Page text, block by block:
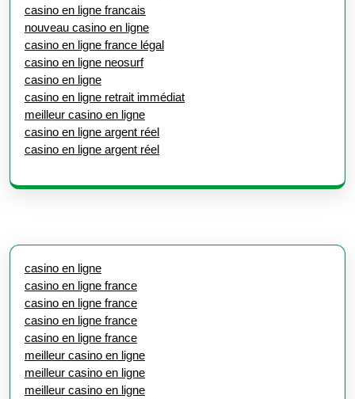
casino en ligne francais
nouveau casino en ligne
casino en ligne france légal
casino en ligne neosurf
casino en ligne
casino en ligne retrait immédiat
meilleur casino en ligne
casino en ligne argent réel
casino en ligne argent réel
casino en ligne
casino en ligne france
casino en ligne france
casino en ligne france
casino en ligne france
meilleur casino en ligne
meilleur casino en ligne
meilleur casino en ligne